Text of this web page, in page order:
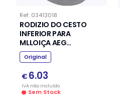
Ref. 03413018
RODIZIO DO CESTO
INFERIOR PARA
MLLOIÇA AEG
ELECTROLUX ZANUSSI
Original
€ 6.03
IVA nãoincluído
Sem Stock